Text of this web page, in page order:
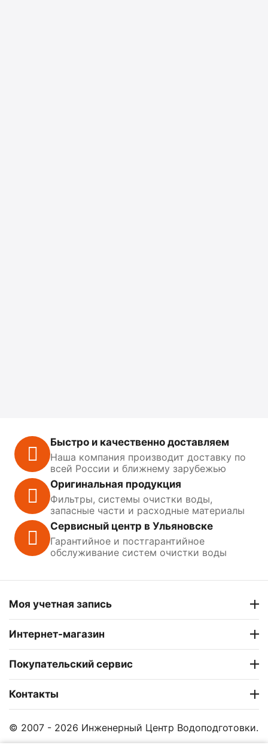
Быстро и качественно доставляем
Наша компания производит доставку по
всей России и ближнему зарубежью
Оригинальная продукция
Фильтры, системы очистки воды,
запасные части и расходные материалы
Сервисный центр в Ульяновске
Гарантийное и постгарантийное
обслуживание систем очистки воды
Моя учетная запись
Интернет-магазин
Покупательский сервис
Контакты
© 2007 - 2026 Инженерный Центр Водоподготовки.